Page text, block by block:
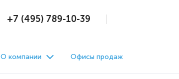
+7 (495) 789-10-39
О компании Офисы продаж